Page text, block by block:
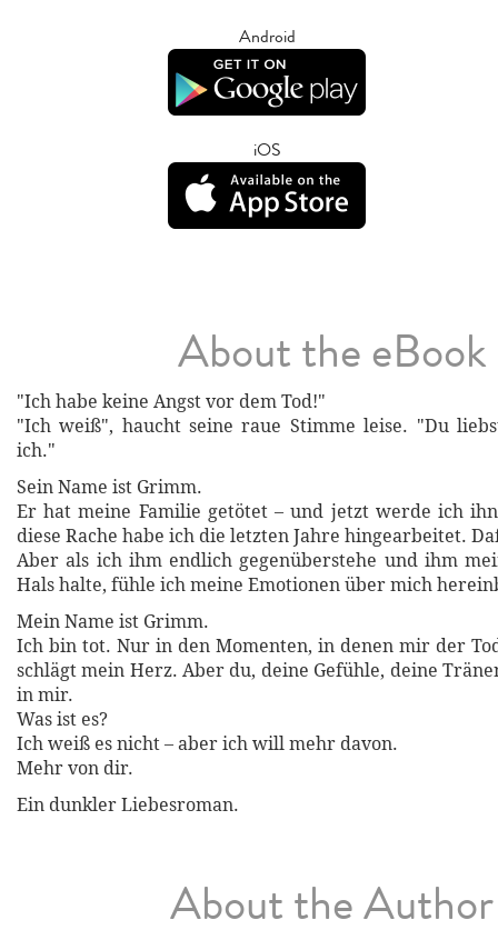
Android
iOS
About the eBook
"Ich habe keine Angst vor dem Tod!"
"Ich weiß", haucht seine raue Stimme leise. "Du
ich."
Sein Name ist Grimm.
Er hat meine Familie getötet – und jetzt werde ich
diese Rache habe ich die letzten Jahre hingearbeitet.
Aber als ich ihm endlich gegenüberstehe und ihm
Hals halte, fühle ich meine Emotionen über mich
Mein Name ist Grimm.
Ich bin tot. Nur in den Momenten, in denen mir der
schlägt mein Herz. Aber du, deine Gefühle, deine
in mir.
Was ist es?
Ich weiß es nicht – aber ich will mehr davon.
Mehr von dir.
Ein dunkler Liebesroman.
About the Author